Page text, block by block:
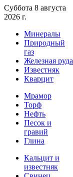
Суббота 8 августа
2026 г.
Минералы
Природный
газ
Железная руда
Известняк
Кварцит
Мрамор
Торф
Нефть
Песок и
гравий
Глина
Кальцит и
известняк